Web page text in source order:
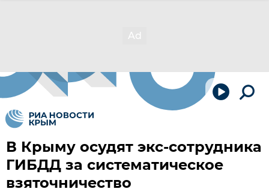
В Крыму осудят экс-сотрудника
ГИБДД за систематическое
взяточничество